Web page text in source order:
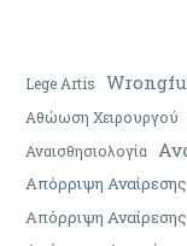
Lege Artis
Αθώωση Χειρουργού
Αναισθησιολογία
Απόρριψη
Απόρριψη